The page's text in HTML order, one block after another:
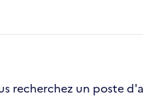
recherchez un poste